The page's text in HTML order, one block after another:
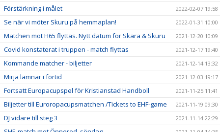
Förstärkning i målet 2022-02-07 19:58
Se när vi möter Skuru på hemmaplan! 2022-01-31 10:00
Matchen mot H65 flyttas. Nytt datum för Skara & Skuru 2021-12-20 10:09
Covid konstaterat i truppen - match flyttas 2021-12-17 19:40
Kommande matcher - biljetter 2021-12-14 13:32
Mirja lämnar i förtid 2021-12-03 19:17
Fortsatt Europacupspel för Kristianstad Handboll 2021-11-25 11:41
Biljetter till Euroropacupsmatchen /Tickets to EHF-game 2021-11-19 09:30
DJ vidare till steg 3 2021-11-14 22:29